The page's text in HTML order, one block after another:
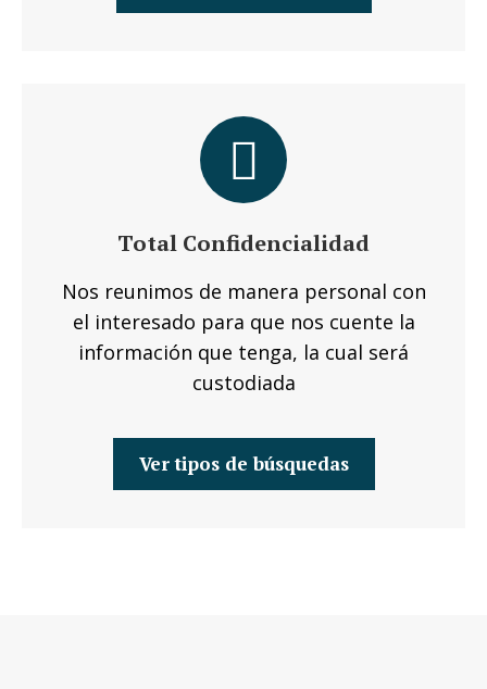
Total Confidencialidad
Nos reunimos de manera personal con
el interesado para que nos cuente la
información que tenga, la cual será
custodiada
Ver tipos de búsquedas